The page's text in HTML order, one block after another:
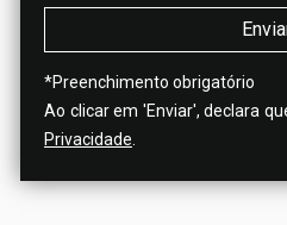
*Preenchimento obrigatório
Ao clicar em 'Enviar', declara
Privacidade